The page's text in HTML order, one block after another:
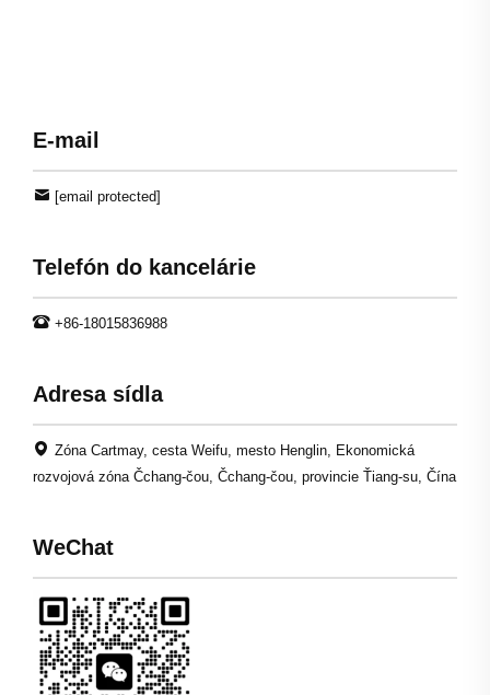
E-mail
[email protected]
Telefón do kancelárie
+86-18015836988
Adresa sídla
Zóna Cartmay, cesta Weifu, mesto Henglin, Ekonomická
rozvojová zóna Čchang-čou, Čchang-čou, provincie Ťiang-su, Čína
WeChat